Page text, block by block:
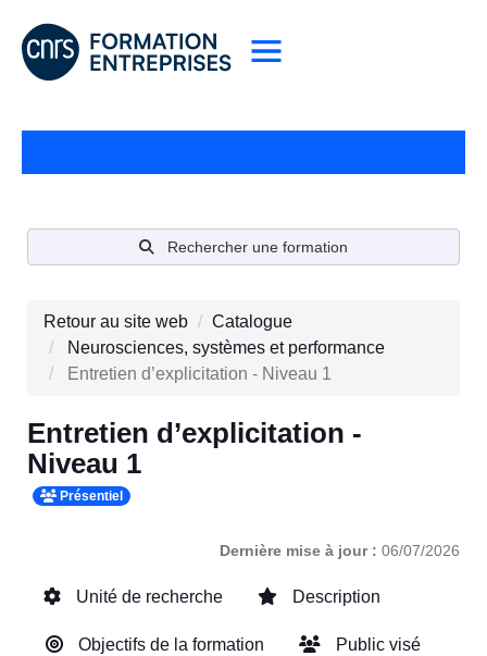
Rechercher une formation
Retour au site web
Catalogue
Neurosciences, systèmes et performance
Entretien d’explicitation - Niveau 1
Entretien d’explicitation -
Niveau 1
Présentiel
Dernière mise à jour : 06/07/2026
Unité de recherche Description
Objectifs de la formation Public visé